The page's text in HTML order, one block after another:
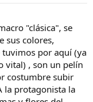
"clásica", se
sus colores,
por aquí (ya
vital) , son un pelín
costumbre subir
la protagonista la